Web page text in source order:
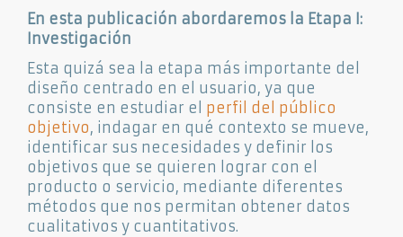
En esta publicación abordaremos la Etapa I:
Investigación
Esta quizá sea la etapa más importante del
diseño centrado en el usuario, ya que
consiste en estudiar el perfil del público
objetivo, indagar en qué contexto se mueve,
identificar sus necesidades y definir los
objetivos que se quieren lograr con el
producto o servicio, mediante diferentes
métodos que nos permitan obtener datos
cualitativos y cuantitativos.